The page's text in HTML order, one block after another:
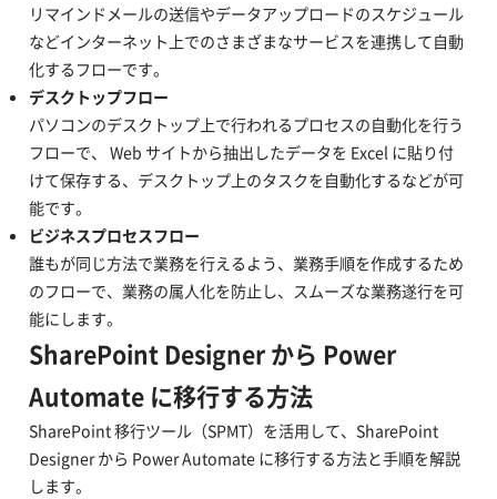
リマインドメールの送信やデータアップロードのスケジュール
などインターネット上でのさまざまなサービスを連携して自動
化するフローです。
デスクトップフロー
パソコンのデスクトップ上で行われるプロセスの自動化を行う
フローで、 Web サイトから抽出したデータを Excel に貼り付
けて保存する、デスクトップ上のタスクを自動化するなどが可
能です。
ビジネスプロセスフロー
誰もが同じ方法で業務を行えるよう、業務手順を作成するため
のフローで、業務の属人化を防止し、スムーズな業務遂行を可
能にします。
SharePoint Designer から Power
Automate に移行する方法
SharePoint 移行ツール（SPMT）を活用して、SharePoint
Designer から Power Automate に移行する方法と手順を解説
します。